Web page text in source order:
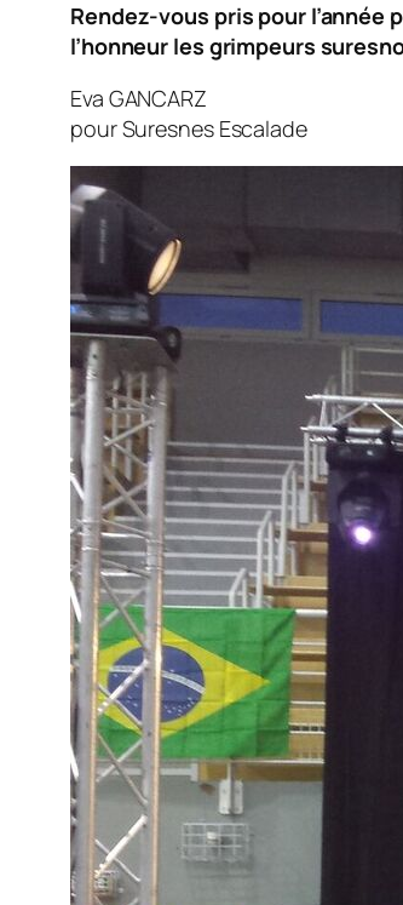
Rendez-vous pris pour l’année
l’honneur les grimpeurs
Eva GANCARZ
pour Suresnes Escalade